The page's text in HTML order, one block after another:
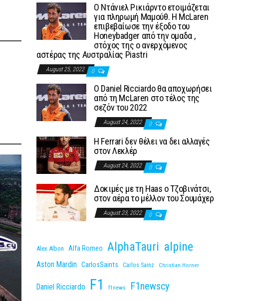
Ο Ντάνιελ Ρικιάρντο ετοιμάζεται
για πληρωμή Μαμούθ. Η McLaren
επιβεβαίωσε την έξοδο του
Honeybadger από την ομαδα ,
στόχος της ο ανερχόμενος
αστέρας της Αυστραλίας Piastri
August 25, 2022 0
Ο Daniel Ricciardo θα αποχωρήσει
από τη McLaren στο τέλος της
σεζόν του 2022
August 24, 2022 0
H Ferrari δεν θέλει να δει αλλαγές
στον Λεκλέρ
August 24, 2022 0
Δοκιμές με τη Haas o Τζοβινάτσι,
στον αέρα το μέλλον του Σουμάχερ
August 23, 2022 0
Alex Albon Alfa Romeo AlphaTauri alpine
Aston Mardin CarlosSaints Carlos Sainz Christian Horner
Daniel Ricciardo F1 f1news F1newscy